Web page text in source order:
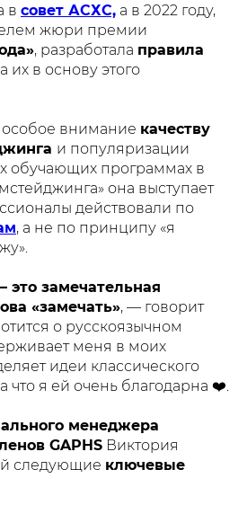
в совет АСХС, а в 2022 году,
жюри премии
, разработала правила
их в основу этого
особое внимание качеству
и популяризации
обучающих программах в
она выступает
действовали по
, а не по принципу «я
замечательная
«замечать», — говорит
о русскоязычном
меня в моих
идеи классического
что я ей очень благодарна ❤️.
менеджера
GAPHS Виктория
следующие ключевые